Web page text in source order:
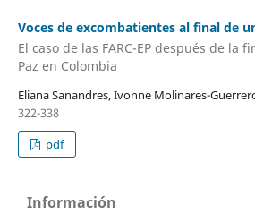
Voces de excombatientes al final de
El caso de las FARC-EP después de la
Paz en Colombia
Eliana Sanandres, Ivonne Molinares-
322-338
pdf
Información